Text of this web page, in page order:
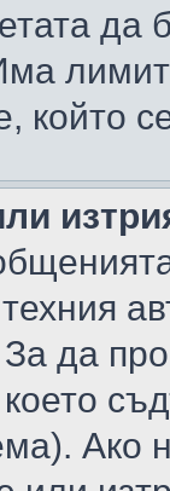
да
който
да
Ако